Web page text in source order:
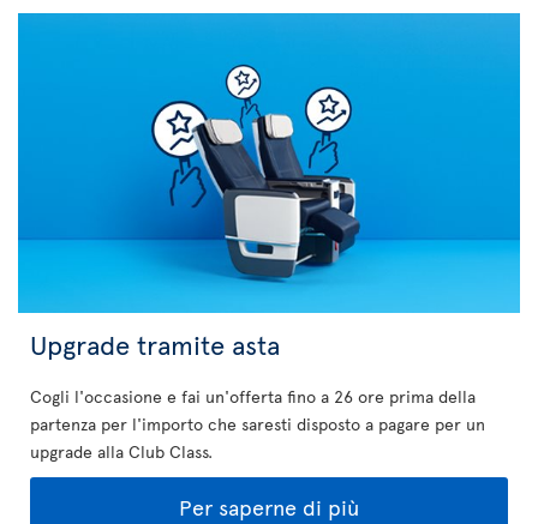
Upgrade tramite asta
Cogli l'occasione e fai un'offerta fino a 26 ore prima della
partenza per l'importo che saresti disposto a pagare per un
upgrade alla Club Class.
Per saperne di più